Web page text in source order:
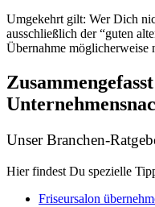
Umgekehrt gilt: Wer Dich
ausschließlich der “guten
Übernahme möglicherweise
Unser Branchen-
Hier findest Du spezielle
Friseursalon